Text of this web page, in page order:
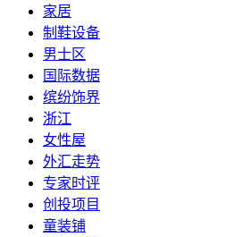
家居
制鞋设备
男士区
国际数据
缤纷饰界
浙江
女性屋
外汇走势
专家时评
创投项目
童装铺